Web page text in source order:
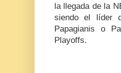
la llegada de la
siendo el líder
Papagianis o
Playoffs.